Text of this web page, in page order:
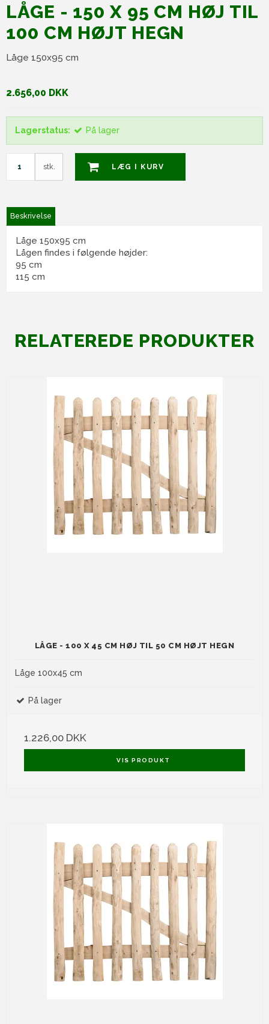
LÅGE - 150 X 95 CM HØJ TIL
100 CM HØJT HEGN
Låge 150x95 cm
2.656,00 DKK
Lagerstatus: På lager
stk. LÆG I KURV
Beskrivelse
Låge 150x95 cm
Lågen findes i følgende højder:
95 cm
115 cm
RELATEREDE PRODUKTER
LÅGE - 100 X 45 CM HØJ TIL 50 CM HØJT HEGN
Låge 100x45 cm
På lager
1.226,00 DKK
VIS PRODUKT